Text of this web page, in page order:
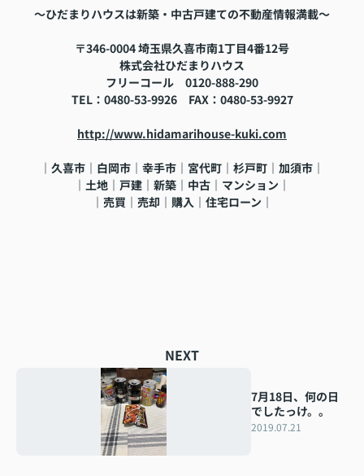
～ひだまりハウスは新築・中古戸建ての不動産情報満載～
〒346-0004 埼玉県久喜市南1丁目4番12号
株式会社ひだまりハウス
フリーコール 0120-888-290
TEL：0480-53-9926 FAX： 0480-53-9927
http://www.hidamarihouse-kuki.com
｜久喜市｜白岡市｜幸手市｜宮代町｜杉戸町｜加須市｜
｜土地｜戸建｜新築｜中古｜マンション｜
｜売買｜売却｜購入｜住宅ローン｜
NEXT
7月18日、何の日
でしたっけ。。
2019.07.21